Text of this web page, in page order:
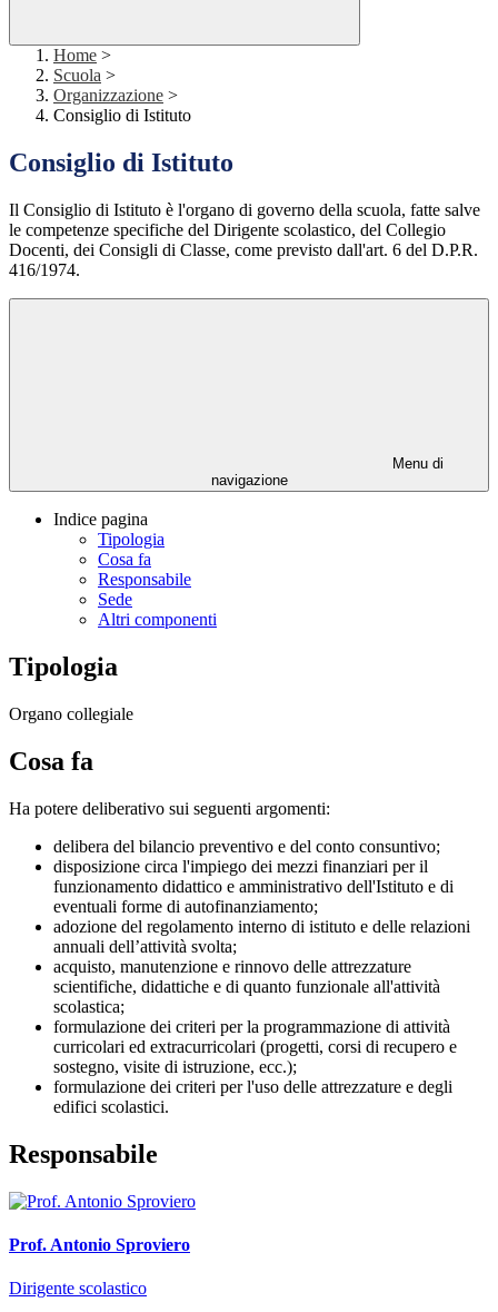
Home >
Scuola >
Organizzazione >
Consiglio di Istituto
Consiglio di Istituto
Il Consiglio di Istituto è l'organo di governo della scuola, fatte salve
le competenze specifiche del Dirigente scolastico, del Collegio
Docenti, dei Consigli di Classe, come previsto dall'art. 6 del D.P.R.
416/1974.
Menu di
navigazione
Indice pagina
Tipologia
Cosa fa
Responsabile
Sede
Altri componenti
Tipologia
Organo collegiale
Cosa fa
Ha potere deliberativo sui seguenti argomenti:
delibera del bilancio preventivo e del conto consuntivo;
disposizione circa l'impiego dei mezzi finanziari per il
funzionamento didattico e amministrativo dell'Istituto e di
eventuali forme di autofinanziamento;
adozione del regolamento interno di istituto e delle relazioni
annuali dell’attività svolta;
acquisto, manutenzione e rinnovo delle attrezzature
scientifiche, didattiche e di quanto funzionale all'attività
scolastica;
formulazione dei criteri per la programmazione di attività
curricolari ed extracurricolari (progetti, corsi di recupero e
sostegno, visite di istruzione, ecc.);
formulazione dei criteri per l'uso delle attrezzature e degli
edifici scolastici.
Responsabile
Prof. Antonio Sproviero
Dirigente scolastico